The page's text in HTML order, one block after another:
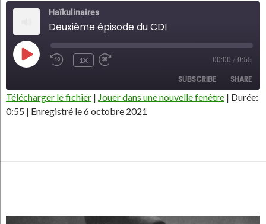
Haïkulinaires
Deuxième épisode du CDI
PLAY
EPISODE
REWIND
1X
SECONDS
00:00 / 0:55
SUBSCRIBE SHARE
SHARE
EMBED
Télécharger le fichier | Jouer dans une nouvelle fenêtre | Durée:
0:55 | Enregistré le 6 octobre 2021